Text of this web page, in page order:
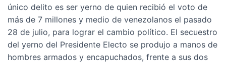
único delito es ser yerno de quien recibió el voto de
más de 7 millones y medio de venezolanos el pasado
28 de julio, para lograr el cambio político. El secuestro
del yerno del Presidente Electo se produjo a manos de
hombres armados y encapuchados, frente a sus dos